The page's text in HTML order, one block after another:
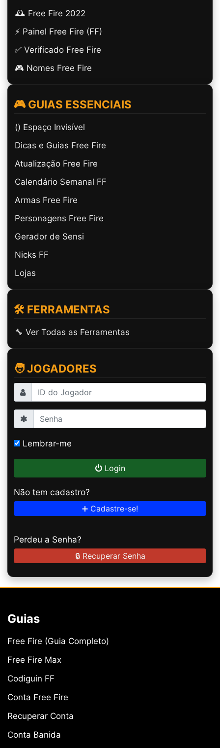
🕰️ Free Fire 2022
⚡ Painel Free Fire (FF)
✅ Verificado Free Fire
🎮 Nomes Free Fire
🎮 GUIAS ESSENCIAIS
(ㅤ) Espaço Invisível
Dicas e Guias Free Fire
Atualização Free Fire
Calendário Semanal FF
Armas Free Fire
Personagens Free Fire
Gerador de Sensi
Nicks FF
Lojas
🛠️ FERRAMENTAS
🔧 Ver Todas as Ferramentas
🧑 JOGADORES
Lembrar-me
Login
Não tem cadastro?
➕ Cadastre-se!
Perdeu a Senha?
🔒 Recuperar Senha
Guias
Free Fire (Guia Completo)
Free Fire Max
Codiguin FF
Conta Free Fire
Recuperar Conta
Conta Banida